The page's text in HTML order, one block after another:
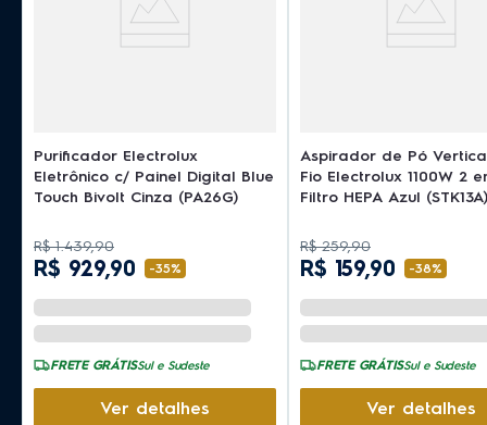
Purificador Electrolux
Eletrônico c/ Painel Digital Blue
Touch Bivolt Cinza (PA26G)
R$ 1.439,90
R$ 929,90 -35%
FRETE GRÁTISSul e Sudeste
Ver detalhes
Aspirador de Pó
Fio Electrolux 1100W 2
Filtro HEPA Azul (STK13A)
R$ 259,90
R$ 159,90 -38%
FRETE GRÁTISSul e Sudeste
Ver detalhes